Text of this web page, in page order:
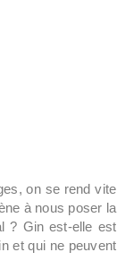
on se rend vite
à nous poser la
? Gin est-elle est
et qui ne peuvent